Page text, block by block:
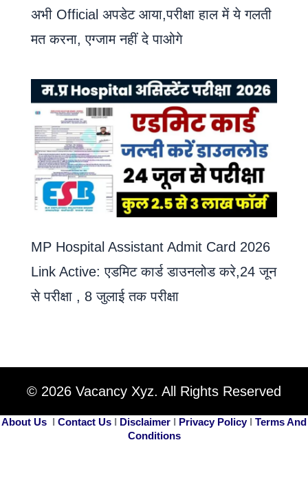
अभी Official अपडेट आया,परीक्षा हाल में ये गलती
मत करना, एग्जाम नहीं दे पाओगे
MP Hospital Assistant Admit Card 2026
Link Active: एडमिट कार्ड डाउनलोड करे,24 जून
से परीक्षा , 8 जुलाई तक परीक्षा
© 2026 Vacancy Xyz. All Rights Reserved
About Us I Contact Us I Disclaimer I Privacy PolicyI Terms And
Conditions